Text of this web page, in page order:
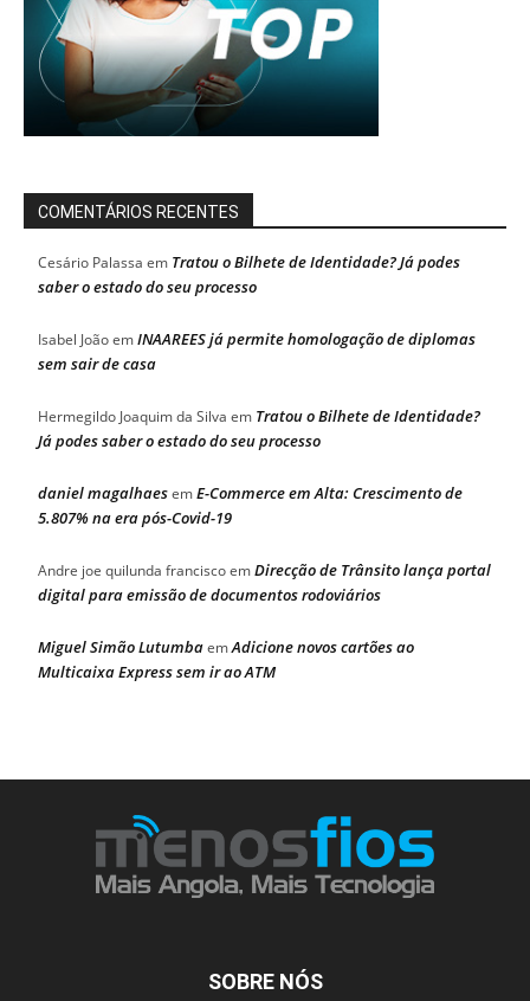
COMENTÁRIOS RECENTES
Cesário Palassa em Tratou o Bilhete de Identidade? Já podes
saber o estado do seu processo
Isabel JoãoemINAAREES já permite homologação de diplomas
sem sair de casa
Hermegildo Joaquim da Silva em Tratou o Bilhete de Identidade?
Já podes saber o estado do seu processo
daniel magalhaesemE-Commerce em Alta: Crescimento de
5.807% na era pós-Covid-19
Andre joe quilunda franciscoemDirecção de Trânsito lança portal
digital para emissão de documentos rodoviários
Miguel Simão LutumbaemAdicione novos cartões ao
Multicaixa Express sem ir ao ATM
SOBRE NÓS